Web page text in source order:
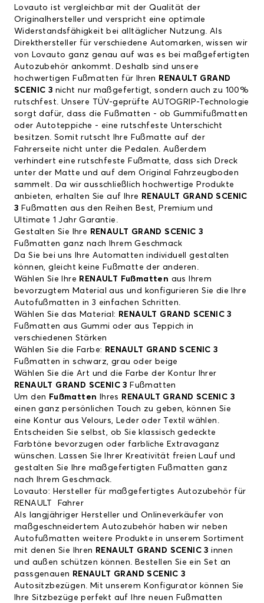
Lovauto ist vergleichbar mit der Qualität der
Originalhersteller und verspricht eine optimale
Widerstandsfähigkeit bei alltäglicher Nutzung. Als
Direkthersteller für verschiedene Automarken, wissen wir
von Lovauto ganz genau auf was es bei maßgefertigten
Autozubehör ankommt. Deshalb sind unsere
hochwertigen Fußmatten für Ihren RENAULT GRAND
SCENIC 3 nicht nur maßgefertigt, sondern auch zu 100%
rutschfest. Unsere TÜV-geprüfte AUTOGRIP-Technologie
sorgt dafür, dass die Fußmatten - ob Gummifußmatten
oder Autoteppiche - eine rutschfeste Unterschicht
besitzen. Somit rutscht Ihre Fußmatte auf der
Fahrerseite nicht unter die Pedalen. Außerdem
verhindert eine rutschfeste Fußmatte, dass sich Dreck
unter der Matte und auf dem Original Fahrzeugboden
sammelt. Da wir ausschließlich hochwertige Produkte
anbieten, erhalten Sie auf Ihre RENAULT GRAND SCENIC
3 Fußmatten aus den Reihen Best, Premium und
Ultimate 1 Jahr Garantie.
Gestalten Sie Ihre RENAULT GRAND SCENIC 3
Fußmatten ganz nach Ihrem Geschmack
Da Sie bei uns Ihre Automatten individuell gestalten
können, gleicht keine Fußmatte der anderen.
Wählen Sie Ihre RENAULT Fußmatten aus Ihrem
bevorzugtem Material aus und konfigurieren Sie die Ihre
Autofußmatten in 3 einfachen Schritten.
Wählen Sie das Material: RENAULT GRAND SCENIC 3
Fußmatten aus Gummi oder aus Teppich in
verschiedenen Stärken
Wählen Sie die Farbe: RENAULT GRAND SCENIC 3
Fußmatten in schwarz, grau oder beige
Wählen Sie die Art und die Farbe der Kontur Ihrer
RENAULT GRAND SCENIC 3 Fußmatten
Um den Fußmatten Ihres RENAULT GRAND SCENIC 3
einen ganz persönlichen Touch zu geben, können Sie
eine Kontur aus Velours, Leder oder Textil wählen.
Entscheiden Sie selbst, ob Sie klassisch gedeckte
Farbtöne bevorzugen oder farbliche Extravaganz
wünschen. Lassen Sie Ihrer Kreativität freien Lauf und
gestalten Sie Ihre maßgefertigten Fußmatten ganz
nach Ihrem Geschmack.
Lovauto: Hersteller für maßgefertigtes Autozubehör für
RENAULT Fahrer
Als langjähriger Hersteller und Onlineverkäufer von
maßgeschneidertem Autozubehör haben wir neben
Autofußmatten weitere Produkte in unserem Sortiment
mit denen Sie Ihren RENAULT GRAND SCENIC 3innen
und außen schützen können. Bestellen Sie ein Set an
passgenauen RENAULT GRAND SCENIC 3
Autositzbezügen. Mit unserem Konfigurator können Sie
Ihre Sitzbezüge perfekt auf Ihre neuen Fußmatten